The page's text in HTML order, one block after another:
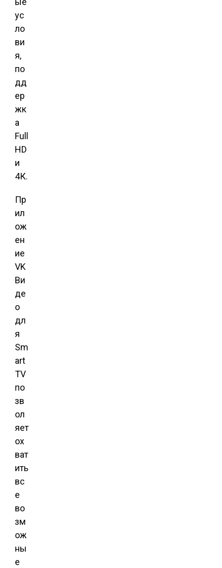
ус
ло
ви
я,
по
дд
ер
жк
а
Full
HD
и
4К.
Пр
ил
ож
ен
ие
VK
Ви
де
о
дл
я
Sm
art
TV
по
зв
ол
яет
ох
ват
ить
вс
е
во
зм
ож
ны
е